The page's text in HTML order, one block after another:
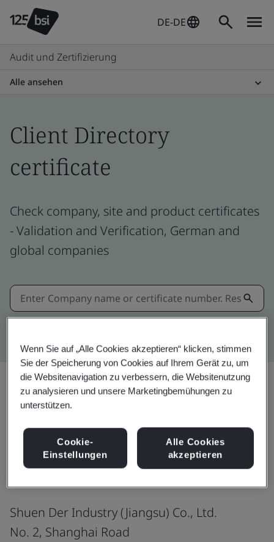
DE-DE
Audit und Zertifizierung
Alle ansehen
Client Directory
certificate
Check company, site and product certificates
- Validation and Verification, German and
global companies
ISO 14001:2015
Shuen Der Industry (Jiangsu) Co., Ltd.
No. 2, Shanghai Road
Wenn Sie auf „Alle Cookies akzeptieren“ klicken, stimmen
Sie der Speicherung von Cookies auf Ihrem Gerät zu, um
die Websitenavigation zu verbessern, die Websitenutzung
zu analysieren und unsere Marketingbemühungen zu
unterstützen.
Cookie-
Einstellungen
Alle Cookies
akzeptieren